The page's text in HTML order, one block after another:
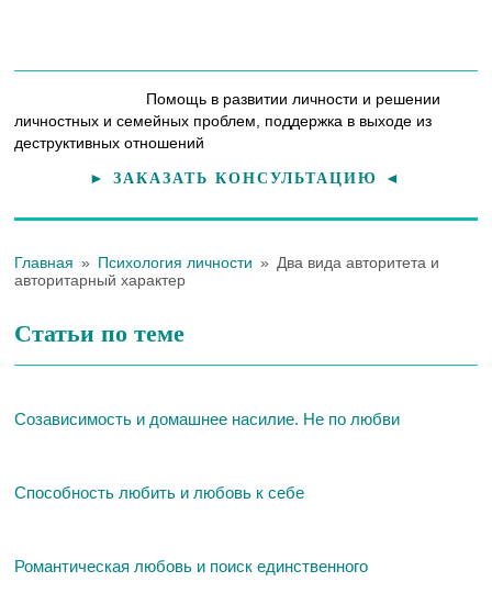
Помощь в развитии личности и решении
личностных и семейных проблем, поддержка в выходе из
деструктивных отношений
► ЗАКАЗАТЬ КОНСУЛЬТАЦИЮ ◄
Главная » Психология личности » Два вида авторитета и
авторитарный характер
Статьи по теме
Созависимость и домашнее насилие. Не по любви
Способность любить и любовь к себе
Романтическая любовь и поиск единственного